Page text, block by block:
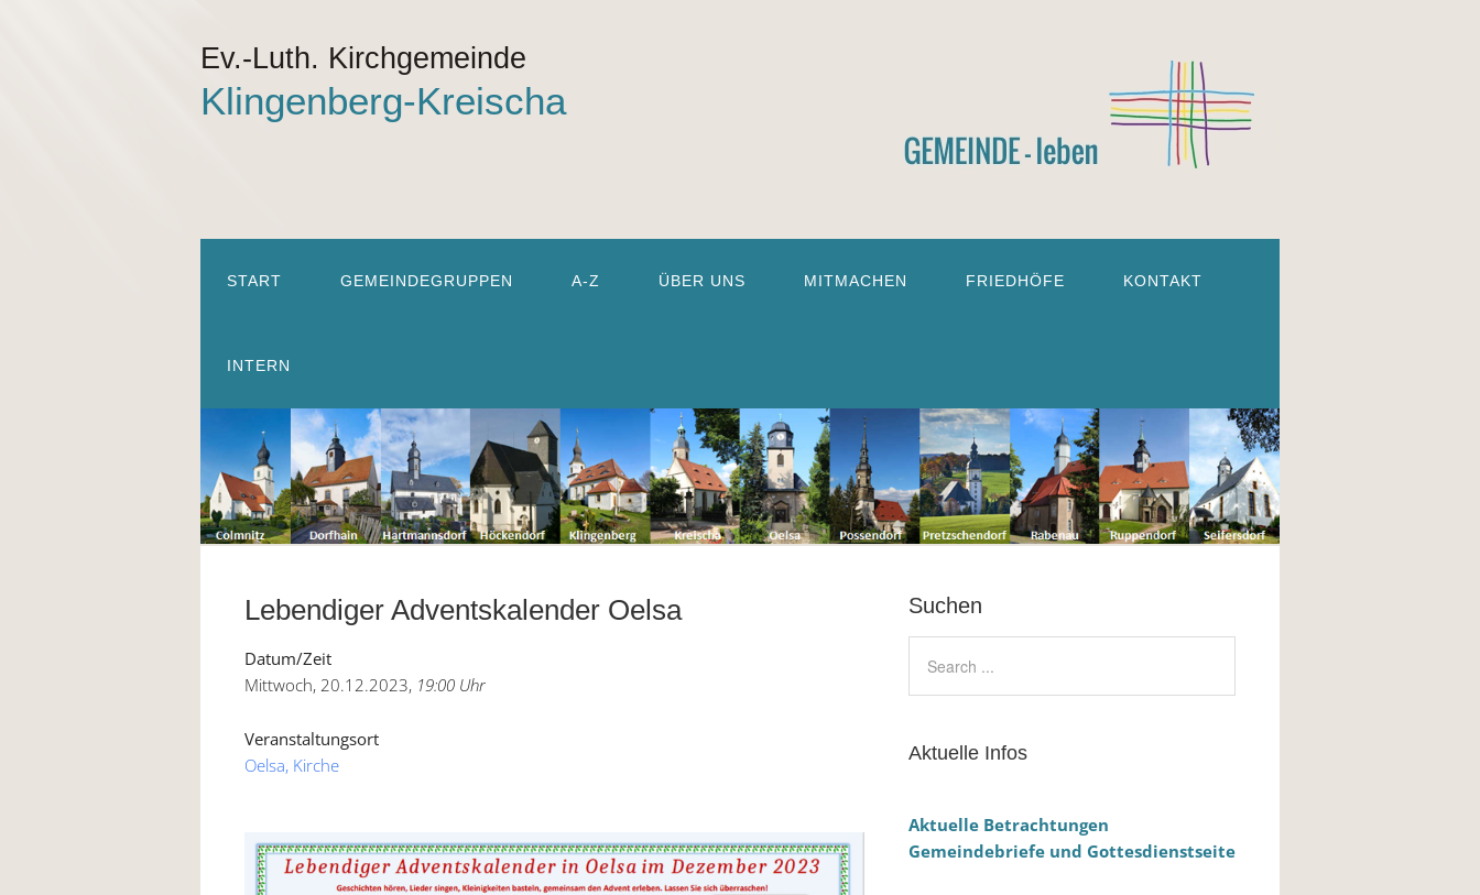
Ev.-Luth. Kirchgemeinde
Klingenberg-Kreischa
START GEMEINDEGRUPPEN A-Z ÜBER UNS MITMACHEN FRIEDHÖFE KONTAKT
INTERN
Lebendiger Adventskalender Oelsa
Datum/Zeit
Mittwoch, 20.12.2023, 19:00 Uhr
Veranstaltungsort
Oelsa, Kirche
Suchen
Aktuelle Infos
Aktuelle Betrachtungen
Gemeindebriefe und Gottesdienstseite